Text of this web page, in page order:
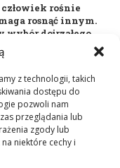
z technologii, takich
dostępu do
pozwoli nam
przeglądania lub
zgody lub
niektóre cechy i
rośnie
rosnąć innym.
dojrzałego
Cię